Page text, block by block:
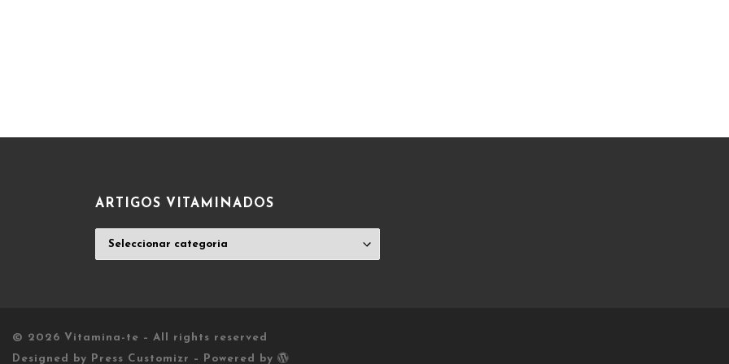
ARTIGOS VITAMINADOS
VITAMINADOS
© 2026 Vitamina-te – All rights reserved
Designed by
Press Customizr – Powered by